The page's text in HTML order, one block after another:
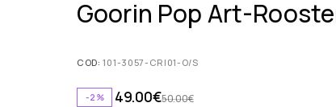
Goorin Pop Art-
COD:101-3057-CRI01-O/S
-2% 50.00€
49.00€